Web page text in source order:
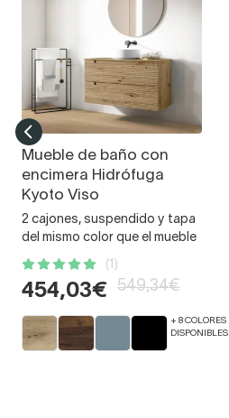
Mueble de baño con
encimera Hidrófuga
Kyoto Viso
2 cajones, suspendido y tapa
del mismo color que el mueble
(1)
454,03€ 549,34€
+ 8 COLORES
DISPONIBLES